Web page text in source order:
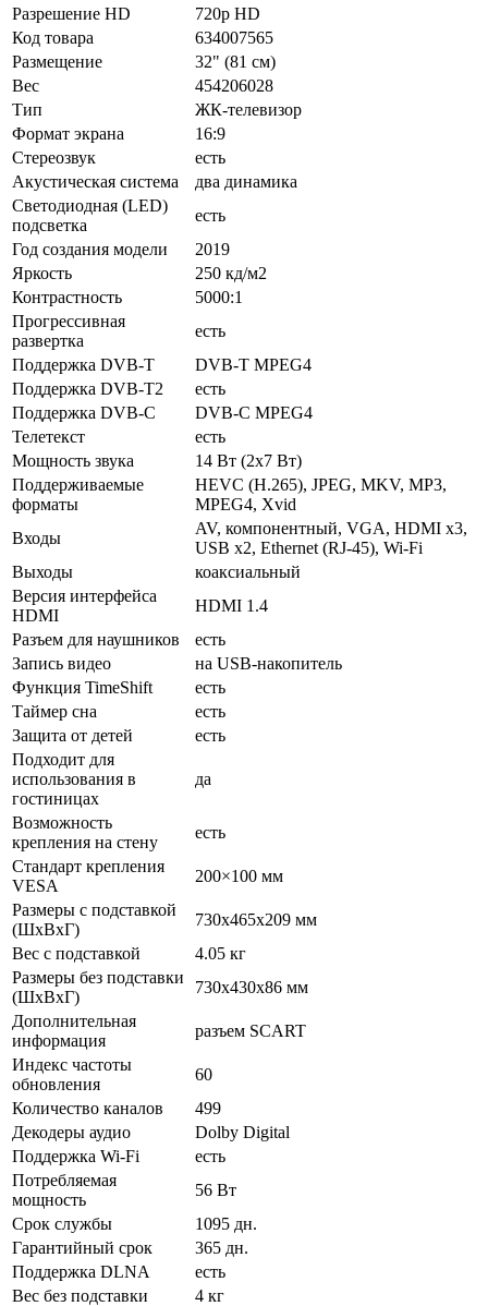
Разрешение HD
720p HD
Код товара
634007565
Размещение
32" (81 см)
Вес
454206028
Тип
ЖК-телевизор
Формат экрана
16:9
Стереозвук
есть
Акустическая система
два динамика
Светодиодная (LED)
подсветка
есть
Год создания модели
2019
Яркость
250 кд/м2
Контрастность
5000:1
Прогрессивная
развертка
есть
Поддержка DVB-T
DVB-T MPEG4
Поддержка DVB-T2
есть
Поддержка DVB-C
DVB-C MPEG4
Телетекст
есть
Мощность звука
14 Вт (2х7 Вт)
Поддерживаемые
форматы
HEVC (H.265), JPEG, MKV, MP3,
MPEG4, Xvid
Входы
AV, компонентный, VGA, HDMI x3,
USB x2, Ethernet (RJ-45), Wi-Fi
Выходы
коаксиальный
Версия интерфейса
HDMI
HDMI 1.4
Разъем для наушников
есть
Запись видео
на USB-накопитель
Функция TimeShift
есть
Таймер сна
есть
Защита от детей
есть
Подходит для
использования в
гостиницах
да
Возможность
крепления на стену
есть
Стандарт крепления
VESA
200×100 мм
Размеры с подставкой
(ШxВxГ)
730x465x209 мм
Вес с подставкой
4.05 кг
Размеры без подставки
(ШxВxГ)
730x430x86 мм
Дополнительная
информация
разъем SCART
Индекс частоты
обновления
60
Количество каналов
499
Декодеры аудио
Dolby Digital
Поддержка Wi-Fi
есть
Потребляемая
мощность
56 Вт
Срок службы
1095 дн.
Гарантийный срок
365 дн.
Поддержка DLNA
есть
Вес без подставки
4 кг